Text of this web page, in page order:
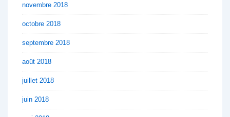
novembre 2018
octobre 2018
septembre 2018
août 2018
juillet 2018
juin 2018